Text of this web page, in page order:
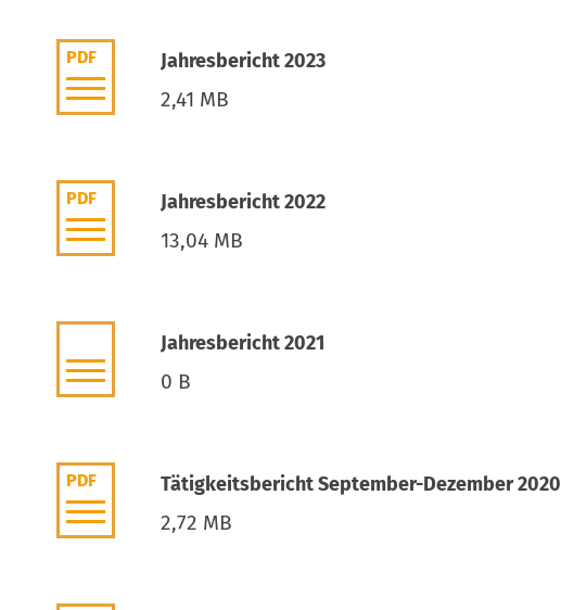
PDF Jahresbericht 2023
2,41 MB
PDF Jahresbericht 2022
13,04 MB
Jahresbericht 2021
0 B
PDF Tätigkeitsbericht September-Dezember 2020
2,72 MB